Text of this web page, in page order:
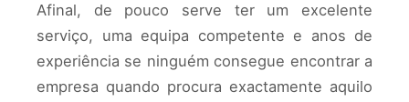
Afinal, de pouco serve ter um excelente
serviço, uma equipa competente e anos de
experiência se ninguém consegue encontrar a
empresa quando procura exactamente aquilo